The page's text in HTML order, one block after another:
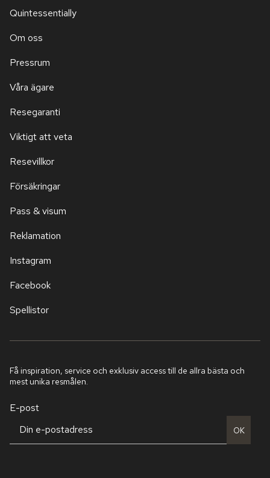
Quintessentially
Om oss
Pressrum
Våra ägare
Resegaranti
Viktigt att veta
Resevillkor
Försäkringar
Pass & visum
Reklamation
Instagram
Facebook
Spellistor
Få inspiration, service och exklusiv access till de allra bästa och
mest unika resmålen.
E-post
OK